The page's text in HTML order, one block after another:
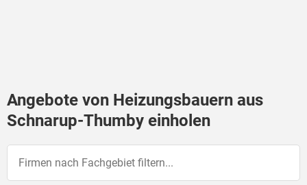
Angebote von Heizungsbauern aus
Schnarup-Thumby einholen